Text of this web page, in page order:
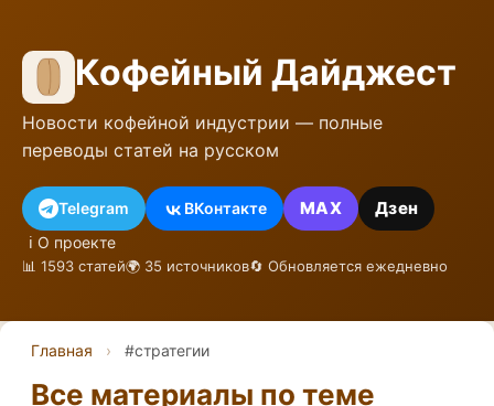
Кофейный Дайджест
Новости кофейной индустрии — полные
переводы статей на русском
Telegram ВКонтакте MAX Дзен
ℹ️ О проекте
📊 1593 статей🌍 35 источников🔄 Обновляется ежедневно
Главная › #стратегии
Все материалы по теме